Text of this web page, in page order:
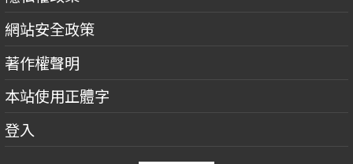
網站安全政策
著作權聲明
本站使用正體字
登入